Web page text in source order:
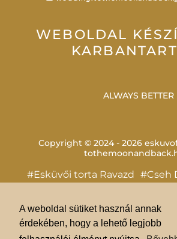
A weboldal sütiket használ annak
érdekében, hogy a lehető legjobb
WEBOLDAL
ALWAYS
Copyright © 2024 - 2026
#Esküvői torta Ravazd #Cseh
#Esküvő fotó
#Polgári szertartás